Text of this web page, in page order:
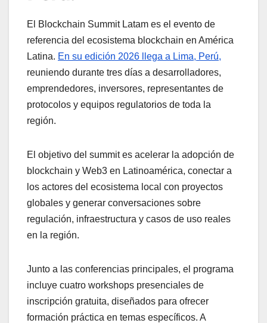
El Blockchain Summit Latam es el evento de
referencia del ecosistema blockchain en América
Latina. En su edición 2026 llega a Lima, Perú,
reuniendo durante tres días a desarrolladores,
emprendedores, inversores, representantes de
protocolos y equipos regulatorios de toda la
región.
El objetivo del summit es acelerar la adopción de
blockchain y Web3 en Latinoamérica, conectar a
los actores del ecosistema local con proyectos
globales y generar conversaciones sobre
regulación, infraestructura y casos de uso reales
en la región.
Junto a las conferencias principales, el programa
incluye cuatro workshops presenciales de
inscripción gratuita, diseñados para ofrecer
formación práctica en temas específicos. A